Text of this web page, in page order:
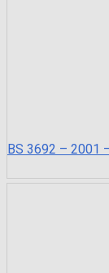
BS 3692 – 2001